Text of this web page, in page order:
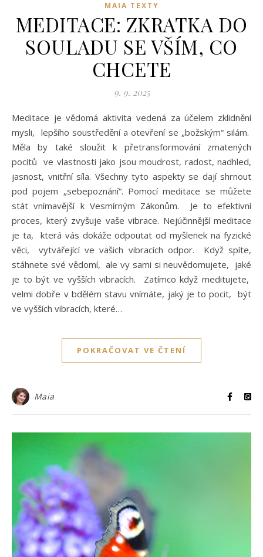
MAIA TEXTY
MEDITACE: ZKRATKA DO
SOULADU SE VŠÍM, CO
CHCETE
9. 9. 2025
Meditace je vědomá aktivita vedená za účelem zklidnění
mysli, lepšího soustředění a otevření se „božským“ silám.
Měla by také sloužit k přetransformování zmatených
pocitů ve vlastnosti jako jsou moudrost, radost, nadhled,
jasnost, vnitřní síla. Všechny tyto aspekty se dají shrnout
pod pojem „sebepoznání“. Pomocí meditace se můžete
stát vnímavější k Vesmírným Zákonům. Je to efektivní
proces, který zvyšuje vaše vibrace. Nejúčinnější meditace
je ta, která vás dokáže odpoutat od myšlenek na fyzické
věci, vytvářející ve vašich vibracích odpor. Když spíte,
stáhnete své vědomí, ale vy sami si neuvědomujete, jaké
je to být ve vyšších vibracích. Zatímco když meditujete,
velmi dobře v bdělém stavu vnímáte, jaký je to pocit, být
ve vyšších vibracích, které…
POKRAČOVAT VE ČTENÍ
Maia